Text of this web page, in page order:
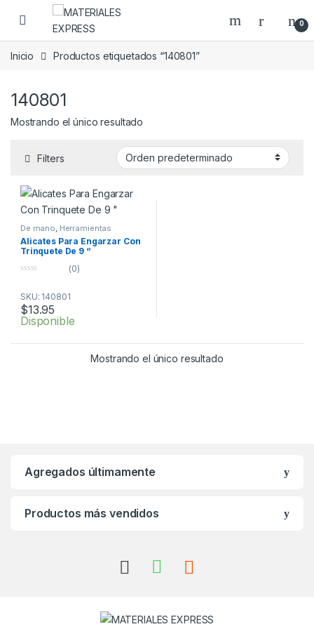
Skip to navigation
Skip to content
0
Inicio Productos etiquetados “140801”
140801
Mostrando el único resultado
Filters
De mano, Herramientas
Alicates Para Engarzar Con
Trinquete De 9 “
u
t
o
f
(0)
SKU: 140801
$13.95
Disponible
Mostrando el único resultado
Agregados últimamente
Productos más vendidos